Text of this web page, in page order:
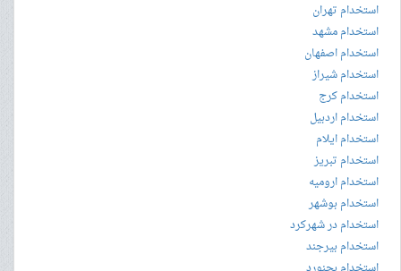
استخدام تهران
استخدام مشهد
استخدام اصفهان
استخدام شیراز
استخدام کرج
استخدام اردبیل
استخدام ایلام
استخدام تبریز
استخدام ارومیه
استخدام بوشهر
استخدام در شهرکرد
استخدام بیرجند